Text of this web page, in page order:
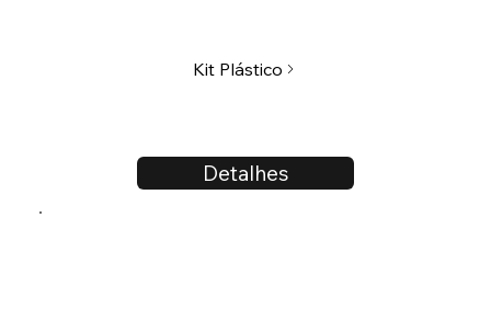
Detalhes
Kit Plástico